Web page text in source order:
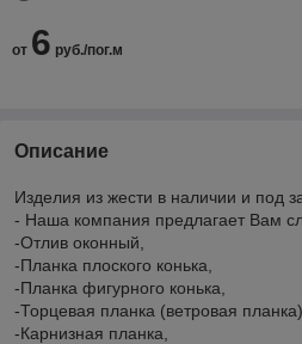
от 6 руб./пог.м
Описание
Изделия из жести в наличии и под
- Наша компания предлагает Вам
-Отлив оконный,
-Планка плоского конька,
-Планка фигурного конька,
-Торцевая планка (ветровая планка),
-Карнизная планка,